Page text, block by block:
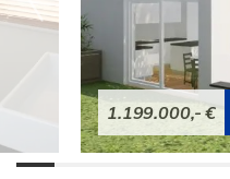
1.199.000,- €